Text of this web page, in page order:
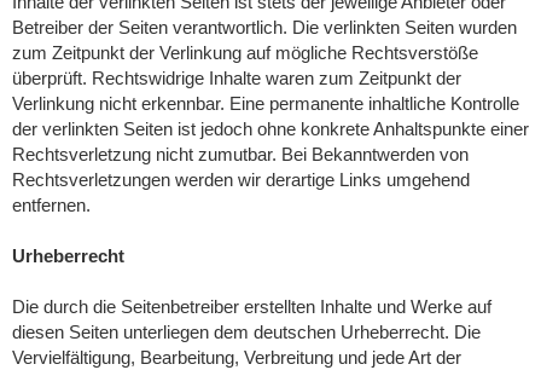
Betreiber der Seiten verantwortlich. Die verlinkten Seiten wurden
zum Zeitpunkt der Verlinkung auf mögliche Rechtsverstöße
überprüft. Rechtswidrige Inhalte waren zum Zeitpunkt der
Verlinkung nicht erkennbar. Eine permanente inhaltliche Kontrolle
der verlinkten Seiten ist jedoch ohne konkrete Anhaltspunkte einer
Rechtsverletzung nicht zumutbar. Bei Bekanntwerden von
Rechtsverletzungen werden wir derartige Links umgehend
entfernen.
Urheberrecht
Die durch die Seitenbetreiber erstellten Inhalte und Werke auf
diesen Seiten unterliegen dem deutschen Urheberrecht. Die
Vervielfältigung, Bearbeitung, Verbreitung und jede Art der